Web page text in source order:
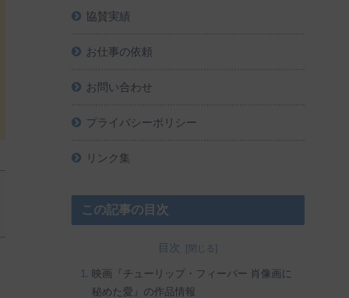
協賛実績
お仕事の依頼
お問い合わせ
プライバシーポリシー
リンク集
この記事の目次
目次
映画『チューリップ・フィーバー 肖像画に
秘めた愛』の作品情報